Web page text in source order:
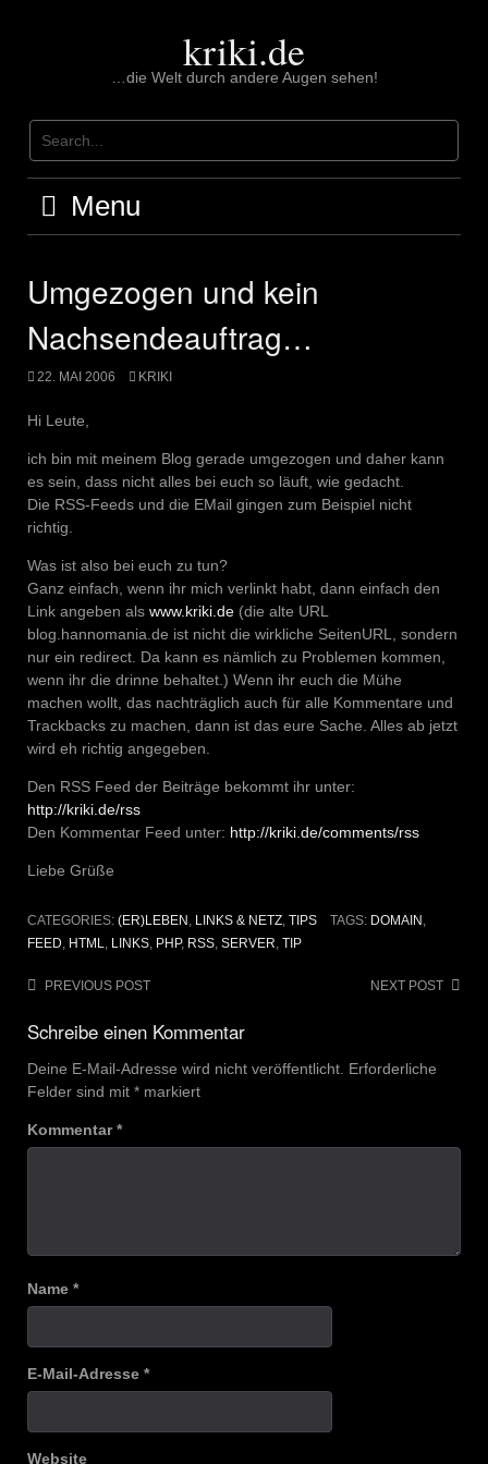
kriki.de
…die Welt durch andere Augen sehen!
Menu
Umgezogen und kein
Nachsendeauftrag…
22. MAI 2006 KRIKI
Hi Leute,
ich bin mit meinem Blog gerade umgezogen und daher kann
es sein, dass nicht alles bei euch so läuft, wie gedacht.
Die RSS-Feeds und die EMail gingen zum Beispiel nicht
richtig.
Was ist also bei euch zu tun?
Ganz einfach, wenn ihr mich verlinkt habt, dann einfach den
Link angeben als www.kriki.de (die alte URL
blog.hannomania.de ist nicht die wirkliche SeitenURL, sondern
nur ein redirect. Da kann es nämlich zu Problemen kommen,
wenn ihr die drinne behaltet.) Wenn ihr euch die Mühe
machen wollt, das nachträglich auch für alle Kommentare und
Trackbacks zu machen, dann ist das eure Sache. Alles ab jetzt
wird eh richtig angegeben.
Den RSS Feed der Beiträge bekommt ihr unter:
http://kriki.de/rss
Den Kommentar Feed unter: http://kriki.de/comments/rss
Liebe Grüße
CATEGORIES: (ER)LEBEN , LINKS & NETZ, TIPS TAGS: DOMAIN ,
FEED, HTML, LINKS, PHP, RSS, SERVER, TIP
Post
navigation
PREVIOUS POST NEXT POST
Schreibe einen Kommentar
Deine E-Mail-Adresse wird nicht veröffentlicht. Erforderliche
Felder sind mit * markiert
Kommentar*
Name *
E-Mail-Adresse *
Website